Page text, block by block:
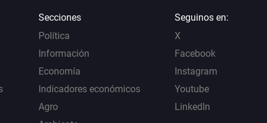
Secciones
Política
Información
Economía
Indicadores económicos
Agro
Seguinos en:
X
Facebook
Instagram
Youtube
LinkedIn